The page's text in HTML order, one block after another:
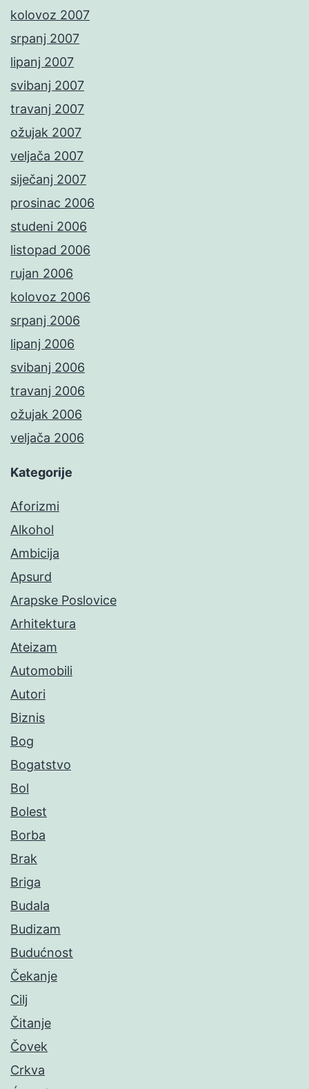
kolovoz 2007
srpanj 2007
lipanj 2007
svibanj 2007
travanj 2007
ožujak 2007
veljača 2007
siječanj 2007
prosinac 2006
studeni 2006
listopad 2006
rujan 2006
kolovoz 2006
srpanj 2006
lipanj 2006
svibanj 2006
travanj 2006
ožujak 2006
veljača 2006
Kategorije
Aforizmi
Alkohol
Ambicija
Apsurd
Arapske Poslovice
Arhitektura
Ateizam
Automobili
Autori
Biznis
Bog
Bogatstvo
Bol
Bolest
Borba
Brak
Briga
Budala
Budizam
Budućnost
Čekanje
Cilj
Čitanje
Čovek
Crkva